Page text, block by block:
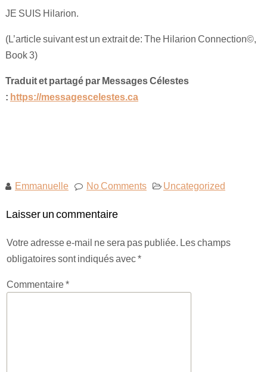
JE SUIS Hilarion.
(L’article suivant est un extrait de: The Hilarion Connection©,
Book 3)
Traduit et partagé par Messages Célestes
: https://messagescelestes.ca
Emmanuelle No Comments Uncategorized
Laisser un commentaire
Votre adresse e-mail ne sera pas publiée. Les champs
obligatoires sont indiqués avec*
Commentaire*